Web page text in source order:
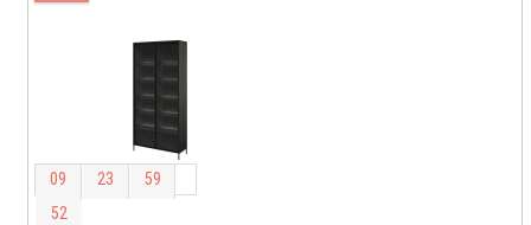
09 23 59
52